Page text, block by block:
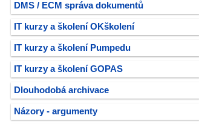
DMS / ECM správa dokumentů
IT kurzy a školení OKškolení
IT kurzy a školení Pumpedu
IT kurzy a školení GOPAS
Dlouhodobá archivace
Názory - argumenty